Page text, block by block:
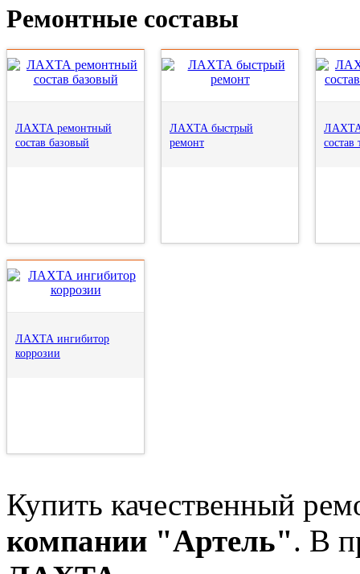
Ремонтные составы
ЛАХТА ремонтный
состав базовый
ЛАХТА быстрый
ремонт
ЛАХТА
состав
ЛАХТА ингибитор
коррозии
Купить качественный
компании "Артель". В